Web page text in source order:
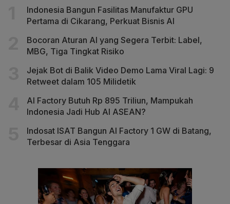
Indonesia Bangun Fasilitas Manufaktur GPU
Pertama di Cikarang, Perkuat Bisnis AI
Bocoran Aturan AI yang Segera Terbit: Label,
MBG, Tiga Tingkat Risiko
Jejak Bot di Balik Video Demo Lama Viral Lagi: 9
Retweet dalam 105 Milidetik
AI Factory Butuh Rp 895 Triliun, Mampukah
Indonesia Jadi Hub AI ASEAN?
Indosat ISAT Bangun AI Factory 1 GW di Batang,
Terbesar di Asia Tenggara